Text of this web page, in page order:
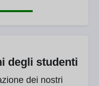
degli studenti
dei nostri